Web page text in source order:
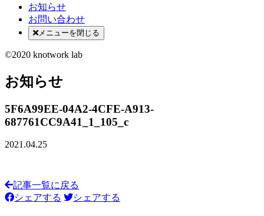
お知らせ
お問い合わせ
メニューを閉じる
©2020 knotwork lab
お知らせ
5F6A99EE-04A2-4CFE-A913-
687761CC9A41_1_105_c
2021.04.25
記事一覧に戻る
シェアする
シェアする